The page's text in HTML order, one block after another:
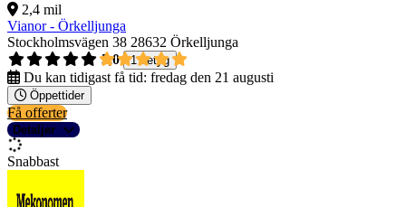
2,4 mil
Vianor - Örkelljunga
Stockholmsvägen 38 28632 Örkelljunga
5,0
1 betyg
Du kan tidigast få tid: fredag den 21 augusti
Öppettider
Få offerter
Detaljer
Snabbast